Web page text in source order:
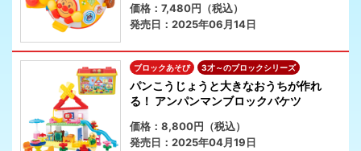
価格：7,480円（税込）
発売日：2025年06月14日
ブロックあそび 3才～のブロックシリーズ
パンこうじょうと大きなおうちが作れ
る！ アンパンマンブロックバケツ
価格：8,800円（税込）
発売日：2025年04月19日